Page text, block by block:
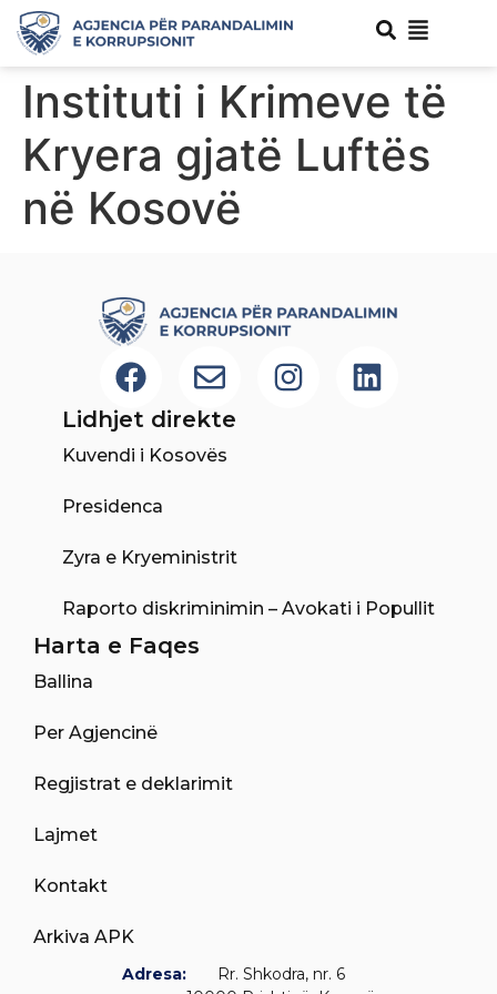
Instituti i Krimeve të
Kryera gjatë Luftës
në Kosovë
Lidhjet direkte
Kuvendi i Kosovës
Presidenca
Zyra e Kryeministrit
Raporto diskriminimin – Avokati i Popullit
Harta e Faqes
Ballina
Per Agjencinë
Regjistrat e deklarimit
Lajmet
Kontakt
Arkiva APK
Adresa:
Rr. Shkodra, nr. 6